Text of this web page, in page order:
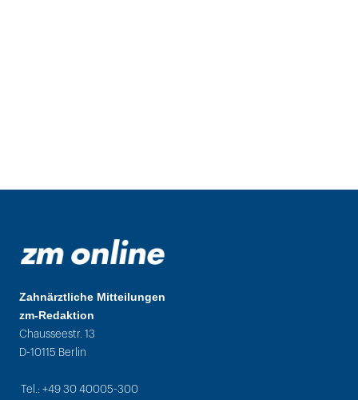
Zahnärztliche Mitteilungen
zm-Redaktion
Chausseestr. 13
D-10115 Berlin
Tel.: +49 30 40005-300